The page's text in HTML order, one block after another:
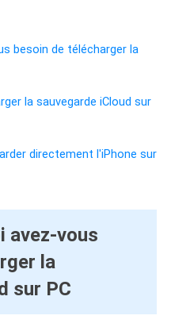
besoin de télécharger la
la sauvegarde iCloud sur
directement l'iPhone sur
avez-vous
la
sur PC